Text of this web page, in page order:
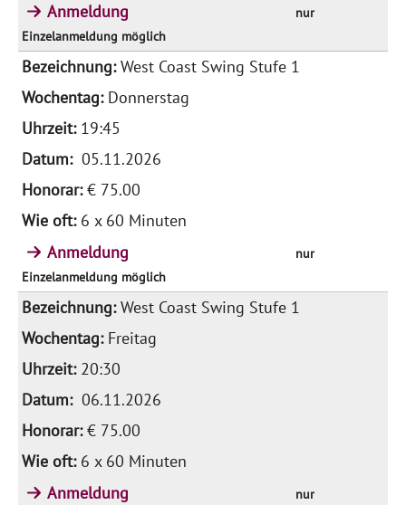
Anmeldung
nur
Einzelanmeldung möglich
West Coast Swing Stufe 1
Donnerstag
19:45
05.11.2026
€ 75.00
6 x 60 Minuten
Anmeldung
nur
Einzelanmeldung möglich
West Coast Swing Stufe 1
Freitag
20:30
06.11.2026
€ 75.00
6 x 60 Minuten
Anmeldung
nur